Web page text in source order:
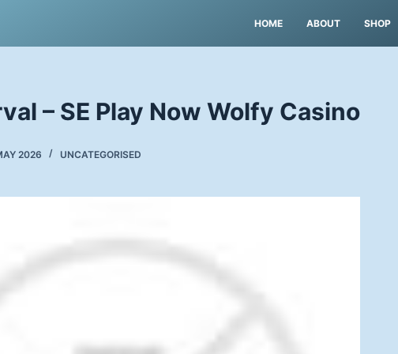
HOME ABOUT SHOP
– SE Play Now Wolfy Casino
2026 UNCATEGORISED